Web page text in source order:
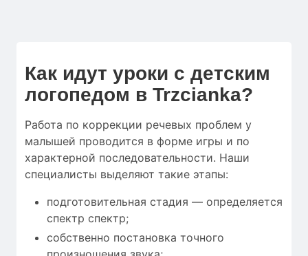
Как идут уроки с детским
логопедом в Trzcianka?
Работа по коррекции речевых проблем у
малышей проводится в форме игры и по
характерной последовательности. Наши
специалисты выделяют такие этапы:
подготовительная стадия — определяется
спектр спектр;
собственно постановка точного